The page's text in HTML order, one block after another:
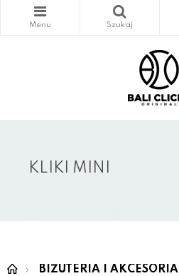
KLIKI MINI
BIŻUTERIA I AKCESORIA